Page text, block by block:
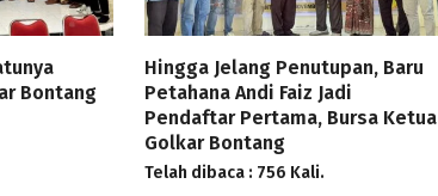
Bontang
Hingga Jelang Penutupan, Baru
Petahana Andi Faiz Jadi
Pendaftar Pertama, Bursa Ketua
Golkar Bontang
Telah dibaca : 756 Kali.